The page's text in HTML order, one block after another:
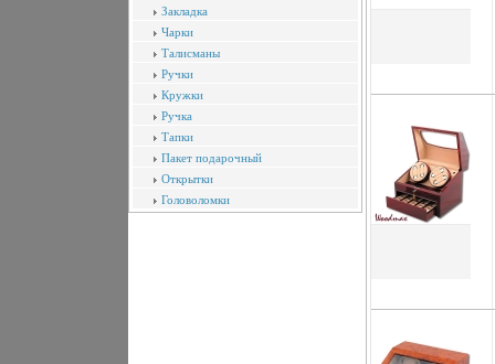
Закладка
Чарки
Талисманы
Ручки
Кружки
Ручка
Тапки
Пакет подарочный
Открытки
Головоломки